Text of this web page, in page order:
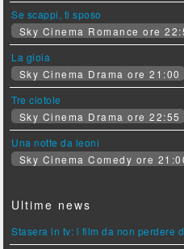
Se scappi, ti sposo
Sky Cinema Romance ore
La gioia
Sky Cinema Drama ore 21:00
Tre ciotole
Sky Cinema Drama ore 22:55
Una notte da leoni
Sky Cinema Comedy ore
Ultime news
Stasera in tv: i film da non perdere